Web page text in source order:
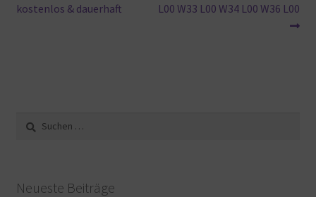
kostenlos & dauerhaft
L00 W33 L00 W34 L00 W36 L00
Suche
nach:
Neueste Beiträge